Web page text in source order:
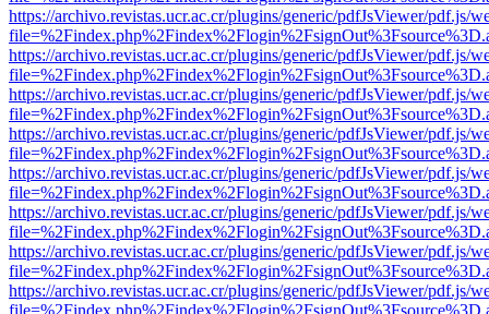
https://archivo.revistas.ucr.ac.cr/plugins/generic/pdfJsViewer/pdf.js/
https://archivo.revistas.ucr.ac.cr/plugins/generic/pdfJsViewer/pdf.js/
https://archivo.revistas.ucr.ac.cr/plugins/generic/pdfJsViewer/pdf.js/
https://archivo.revistas.ucr.ac.cr/plugins/generic/pdfJsViewer/pdf.js/
https://archivo.revistas.ucr.ac.cr/plugins/generic/pdfJsViewer/pdf.js/
https://archivo.revistas.ucr.ac.cr/plugins/generic/pdfJsViewer/pdf.js/
https://archivo.revistas.ucr.ac.cr/plugins/generic/pdfJsViewer/pdf.js/
https://archivo.revistas.ucr.ac.cr/plugins/generic/pdfJsViewer/pdf.js/